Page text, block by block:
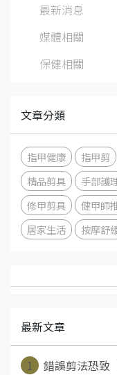
最新消息
媒體相關
保健相關
文章分類
指甲健康 指甲剪
精品剪具
手部護
修甲剪具
健甲師
居家生活
按摩舒
最新文章
1
錯誤剪法恐致